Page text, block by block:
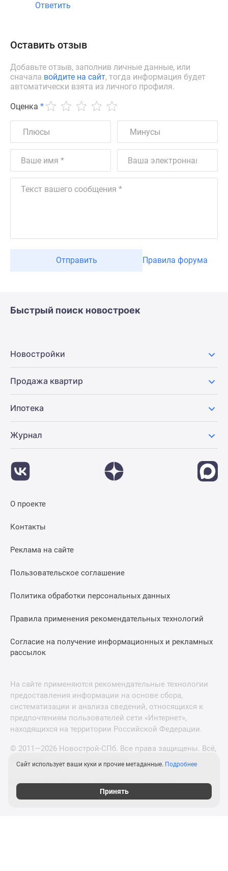
Ответить
Оставить отзыв
Добавьте отзыв, заполнив личные данные, или
сначала войдите на сайт, тогда информация будет
автоматически взята из личного профиля.
Оценка *
Отправить Правила форума
Быстрый поиск новостроек
Новостройки
Продажа квартир
Ипотека
Журнал
О проекте
Контакты
Реклама на сайте
Пользовательское соглашение
Политика обработки персональных данных
Правила применения рекомендательных технологий
Согласие на получение информационных и рекламных
рассылок
На сайте применяются рекомендательные технологии
предоставления информации на основе сбора,
систематизации и анализа сведений, относящихся к
предпочтениям пользователей сети «Интернет»,
находящихся на территории Российской Федерации.
© 2011—2026 Новострой-СПб. Все права защищены. Всё,
что нужно знать о новостройках
Новостройки Москвы и Московской области
Сайт использует ваши куки и прочие метаданные. Подробнее
Принять